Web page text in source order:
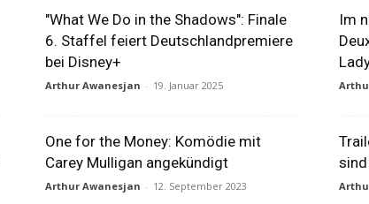
"What We Do in the Shadows": Finale
6. Staffel feiert Deutschlandpremiere
bei Disney+
Arthur Awanesjan - 19. Januar 2025
Im
One for the Money: Komödie mit
Carey Mulligan angekündigt
Arthur Awanesjan - 12. September 2023